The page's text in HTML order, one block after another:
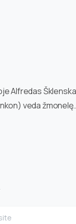
Alfredas
veda